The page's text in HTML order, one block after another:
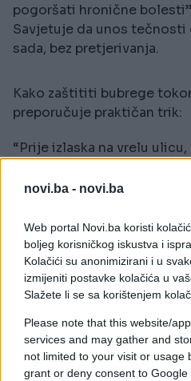
novi.ba - novi.ba
Web portal Novi.ba koristi
boljeg korisničkog iskustva i
Kolačići su anonimizirani i u
izmijeniti postavke kolačića u
Slažete li se sa korištenjem
Please note that this website/
services and may gather and
not limited to your visit or usage
grant or deny consent to
pogoršati hronične
Savjetuje da unos
sada, bez pretjerivanja.
Kako zaštititi bubrege
preporučuje praktičan trik:
“Prije izlaska na vrelu
osjećate manje žeđ, pa
Dok svima prvo padne na
kiseli krastavac je odličan
elektrolite i soli izgubljene
sportisti često piju i vodu
krastavci.
Važno je čuvati bubrege,
imaju nejasne simptome
jave se liječniku prekasno.